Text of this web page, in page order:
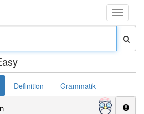
Toggle
Definition Grammatik